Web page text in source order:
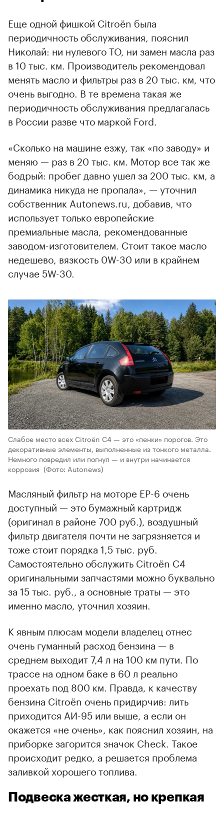
Еще одной фишкой Citroёn была
периодичность обслуживания, пояснил
Николай: ни нулевого ТО, ни замен масла раз
в 10 тыс. км. Производитель рекомендовал
менять масло и фильтры раз в 20 тыс. км, что
очень выгодно. В те времена такая же
периодичность обслуживания предлагалась
в России разве что маркой Ford.
«Сколько на машине езжу, так «по заводу» и
меняю — раз в 20 тыс. км. Мотор все так же
бодрый: пробег давно ушел за 200 тыс. км, а
динамика никуда не пропала», — уточнил
собственник Autonews.ru, добавив, что
использует только европейские
премиальные масла, рекомендованные
заводом-изготовителем. Стоит такое масло
недешево, вязкость 0W-30 или в крайнем
случае 5W-30.
Слабое место всех Citroёn С4 — это «пенки» порогов. Это
декоративные элементы, выполненные из тонкого металла.
Немного повредил или погнул — и внутри начинается
коррозия (Фото: Autonews)
Масляный фильтр на моторе EP-6 очень
доступный — это бумажный картридж
(оригинал в районе 700 руб.), воздушный
фильтр двигателя почти не загрязняется и
тоже стоит порядка 1,5 тыс. руб.
Самостоятельно обслужить Citroёn С4
оригинальными запчастями можно буквально
за 15 тыс. руб., а основные траты — это
именно масло, уточнил хозяин.
К явным плюсам модели владелец отнес
очень гуманный расход бензина — в
среднем выходит 7,4 л на 100 км пути. По
трассе на одном баке в 60 л реально
проехать под 800 км. Правда, к качеству
бензина Citroёn очень придирчив: лить
приходится АИ-95 или выше, а если он
окажется «не очень», как пояснил хозяин, на
приборке загорится значок Check. Такое
происходит редко, а решается проблема
заливкой хорошего топлива.
Подвеска жесткая, но крепкая